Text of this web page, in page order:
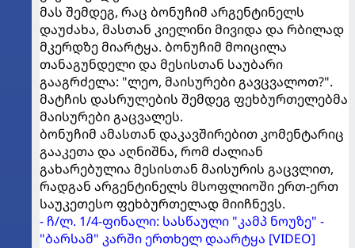
მას შემდეგ, რაც ბონუჩიმ არგენტინელს
დაუძახა, მასთან კიელინი მივიდა და რბილად
მკერდზე მიარტყა. ბონუჩიმ მოიცილა
თანაგუნდელი და მესისთან საუბარი
გააგრძელა: "ლეო, მაისურები გავცვალოთ?".
მატჩის დასრულების შემდეგ ფეხბურთელებმა
მაისურები გაცვალეს.
ბონუჩიმ ამასთან დაკავშირებით კომენტარიც
გააკეთა და აღნიშნა, რომ ძალიან
გახარებულია მესისთან მაისურის გაცვლით,
რადგან არგენტინელს მსოფლიოში ერთ-ერთ
საუკეთესო ფეხბურთელად მიიჩნევს.
- ჩ/ლ. 1/4-ფინალი: სასწაული "კამპ ნოუზე" -
"ბარსამ" კარში ერთხელ დაარტყა [VIDEO]